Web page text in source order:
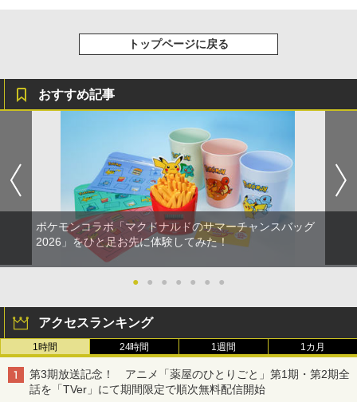
トップページに戻る
おすすめ記事
ポケモンコラボ「マクドナルドのサマーチャンスバッグ
2026」をひと足お先に体験してみた！
● ● ● ● ● ● ●
アクセスランキング
1時間 24時間 1週間 1カ月
第3期放送記念！ アニメ「薬屋のひとりごと」第1期・第2期全
話を「TVer」にて期間限定で順次無料配信開始